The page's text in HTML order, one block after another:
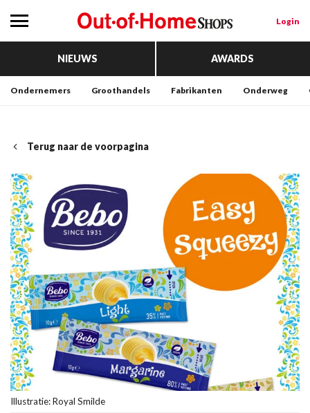
Login
NIEUWS AWARDS
Ondernemers Groothandels Fabrikanten Onderweg
Terug naar de voorpagina
Illustratie: Royal Smilde